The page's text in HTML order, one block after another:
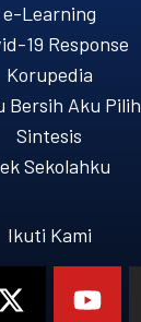
e-Learning
19 Response
Korupedia
Bersih Aku Pilih
Sintesis
Sekolahku
Ikuti Kami